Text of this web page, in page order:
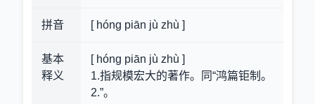
拼音 [ hóng piān jù zhù ]
基本
释义
[ hóng piān jù zhù ]
1.指规模宏大的著作。同“鸿篇钜制。
2.”。